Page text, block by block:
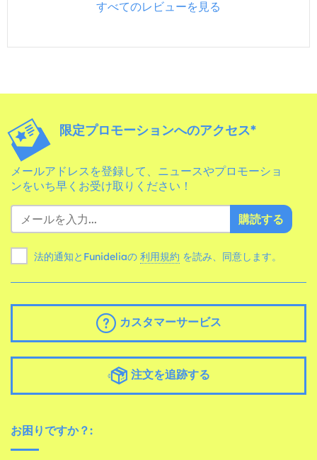
すべてのレビューを見る
限定プロモーションへのアクセス*
メールアドレスを登録して、ニュースやプロモーショ
ンをいち早くお受け取りください！
購読する
法的通知とFunideliaの 利用規約 を読み、同意します。
カスタマーサービス
注文を追跡する
お困りですか？: